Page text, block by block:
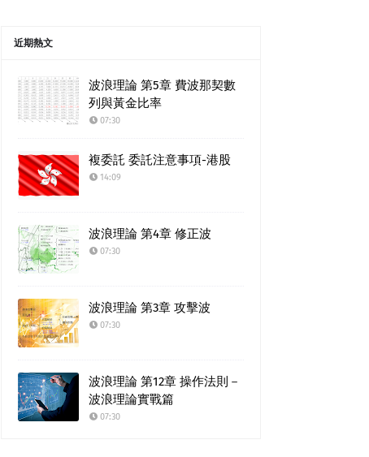
近期熱文
波浪理論 第5章 費波那契數
列與黃金比率
07:30
複委託 委託注意事項-港股
14:09
波浪理論 第4章 修正波
07:30
波浪理論 第3章 攻擊波
07:30
波浪理論 第12章 操作法則－
波浪理論實戰篇
07:30